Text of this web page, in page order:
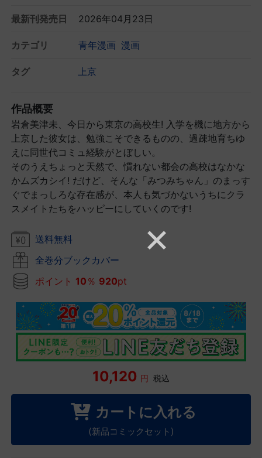
最新刊発売日 2026年04月23日
カテゴリ 青年漫画 漫画
タグ 上京
作品概要
岩倉美津未、今日から東京の高校生! 入学を機に地方から
上京した彼女は、勉強こそできるものの、過疎地育ちゆ
えに同世代コミュ経験がとぼしい。
そのうえちょっと天然で、慣れない都会の高校はなかな
かムズカシイ! だけど、そんな「みつみちゃん」のまっす
ぐでまっしろな存在感が、本人も気づかないうちにクラ
スメイトたちをハッピーにしていくのです!
送料無料
全巻分ブックカバー
ポイント 10 ％ 920pt
10,120 円 税込
カートに入れる
(新品コミックセット)